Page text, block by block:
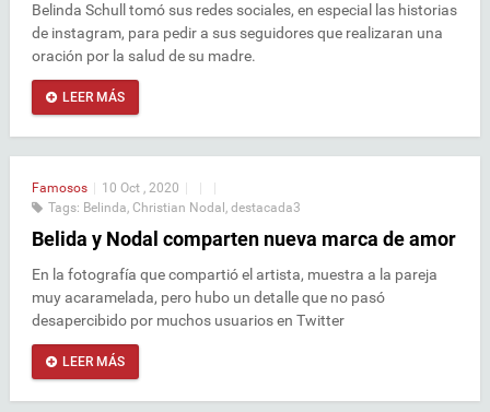
Belinda Schull tomó sus redes sociales, en especial las historias
de instagram, para pedir a sus seguidores que realizaran una
oración por la salud de su madre.
LEER MÁS
Famosos 10 Oct , 2020
Tags: Belinda, Christian Nodal , destacada3
Belida y Nodal comparten nueva marca de amor
En la fotografía que compartió el artista, muestra a la pareja
muy acaramelada, pero hubo un detalle que no pasó
desapercibido por muchos usuarios en Twitter
LEER MÁS